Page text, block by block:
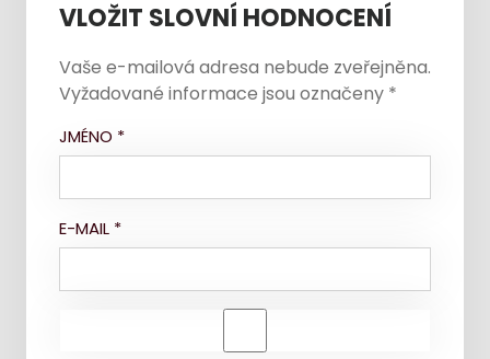
VLOŽIT SLOVNÍ HODNOCENÍ
Vaše e-mailová adresa nebude zveřejněna.
Vyžadované informace jsou označeny *
JMÉNO *
E-MAIL *